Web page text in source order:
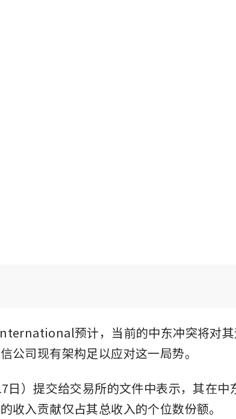
预计，当前的中东冲突将对
公司现有架构足以应对这一局势。
日）提交给交易所的文件中表示，其在中
收入贡献仅占其总收入的个位数份额。